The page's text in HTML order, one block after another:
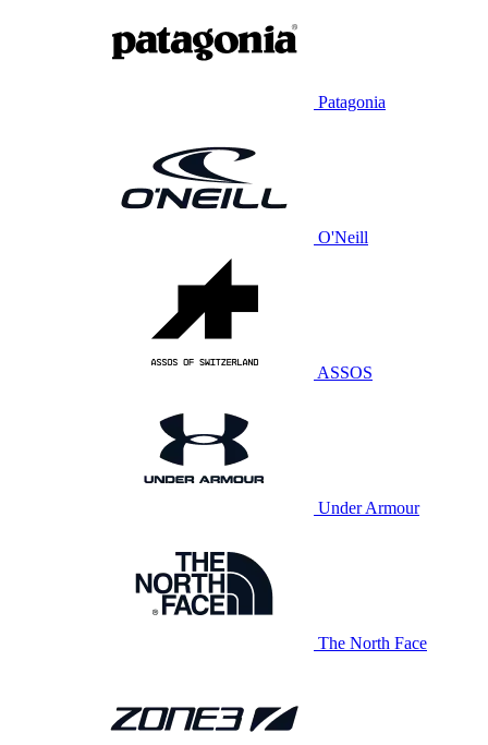
Patagonia
O'Neill
ASSOS
Under Armour
The North Face